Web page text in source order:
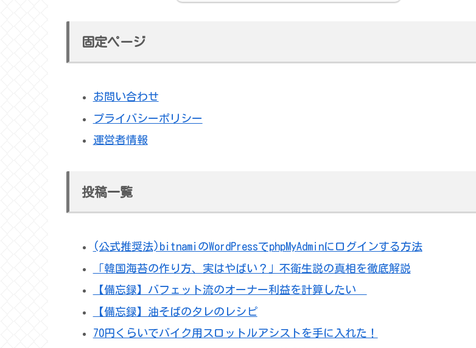
固定ページ
お問い合わせ
プライバシーポリシー
運営者情報
投稿一覧
(公式推奨法)bitnamiのWordPressでphpMyAdminにログインする方法
「韓国海苔の作り方、実はやばい？」不衛生説の真相を徹底解説
【備忘録】バフェット流のオーナー利益を計算したい
【備忘録】油そばのタレのレシピ
70円くらいでバイク用スロットルアシストを手に入れた！